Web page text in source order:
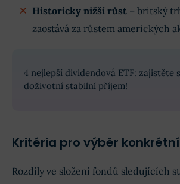
Historicky nižší růst – britský
zaostává za růstem amerických
4 nejlepší dividendová ETF: zajistěte
doživotní stabilní příjem!
Kritéria pro výběr
Rozdíly ve složení fondů sledujících